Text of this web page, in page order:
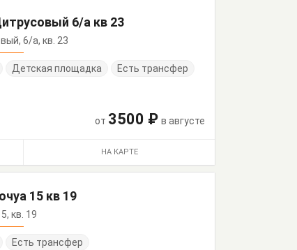
6/а кв 23
6/а, кв. 23
Детская площадка Есть трансфер
от 3500 ₽ в августе
НА КАРТЕ
15 кв 19
кв. 19
Есть трансфер